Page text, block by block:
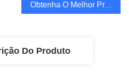
Obtenha O Melhor Preço
Do Produto